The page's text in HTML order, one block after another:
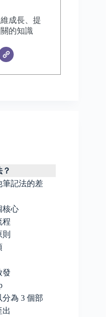
成長、提
的知識
筆記法的差
核心
程
發
為 3 個部
出